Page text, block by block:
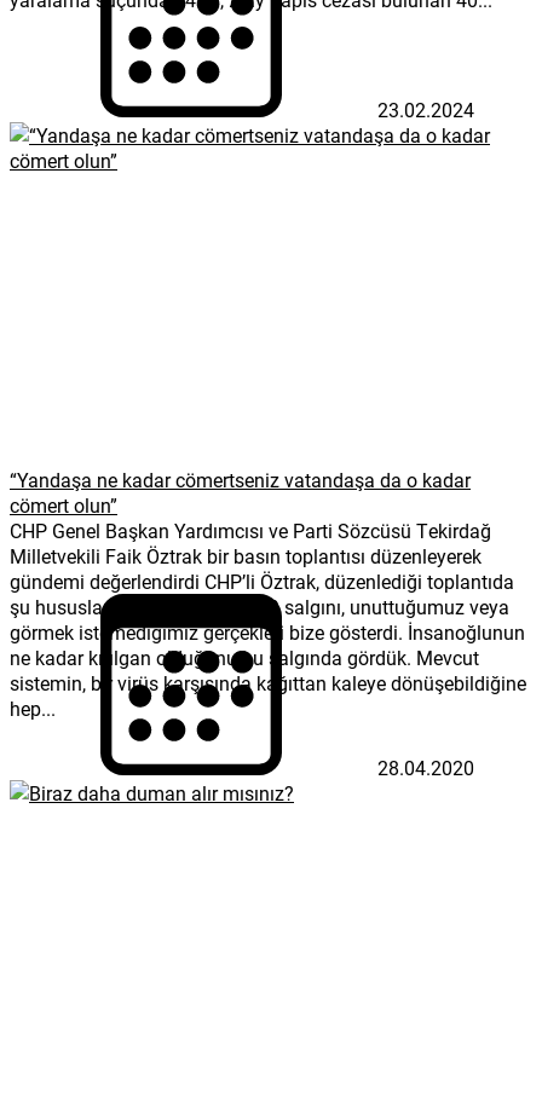
23.02.2024
“Yandaşa ne kadar cömertseniz vatandaşa da o kadar
cömert olun”
CHP Genel Başkan Yardımcısı ve Parti Sözcüsü Tekirdağ
Milletvekili Faik Öztrak bir basın toplantısı düzenleyerek
gündemi değerlendirdi CHP’li Öztrak, düzenlediği toplantıda
şu hususlara değindi: “Covid-19 salgını, unuttuğumuz veya
görmek istemediğimiz gerçekleri bize gösterdi. İnsanoğlunun
ne kadar kırılgan olduğunu bu salgında gördük. Mevcut
sistemin, bir virüs karşısında kağıttan kaleye dönüşebildiğine
hep...
28.04.2020